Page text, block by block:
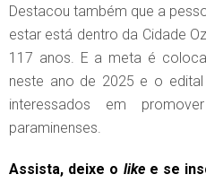
Destacou também que a
estar está dentro da Cidade
117 anos. E a meta é
neste ano de 2025 e o
interessados em
paraminenses.
Assista, deixe o likee se